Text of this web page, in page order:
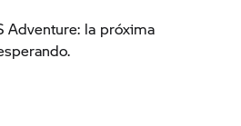
Adventure: la próxima